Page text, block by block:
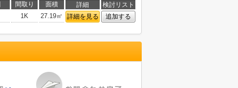
間取り 面積 詳細
検討リスト
1K 27.19㎡ 詳細を見る 追加する